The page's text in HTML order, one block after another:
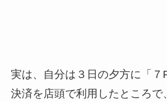
実は、自分は３日の夕方に「７
決済を店頭で利用したところで